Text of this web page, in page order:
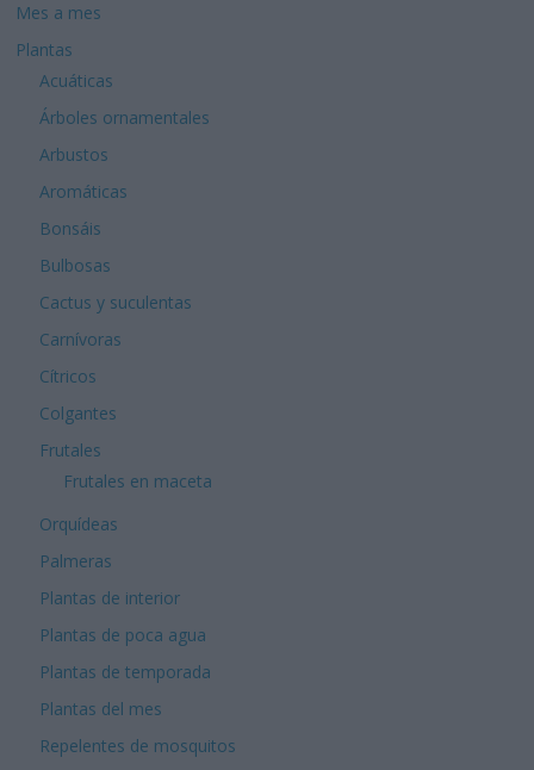
Mes a mes
Plantas
Acuáticas
Árboles ornamentales
Arbustos
Aromáticas
Bonsáis
Bulbosas
Cactus y suculentas
Carnívoras
Cítricos
Colgantes
Frutales
Frutales en maceta
Orquídeas
Palmeras
Plantas de interior
Plantas de poca agua
Plantas de temporada
Plantas del mes
Repelentes de mosquitos